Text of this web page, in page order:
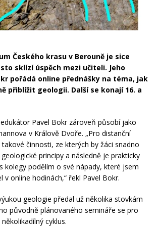
Českého krasu v Berouně je sice
sklízí úspěch mezi učiteli. Jeho
pořádá online přednášky na téma, jak
přiblížit geologii. Další se konají 16. a
Pavel Bokr zároveň působí jako
v Králově Dvoře. „Pro distanční
činnosti, ze kterých by žáci snadno
principy a následně je prakticky
kolegy podělím o své nápady, které jsem
v online hodinách,“ řekl Pavel Bokr.
geologie předal už několika stovkám
původně plánovaného semináře se pro
cyklus.